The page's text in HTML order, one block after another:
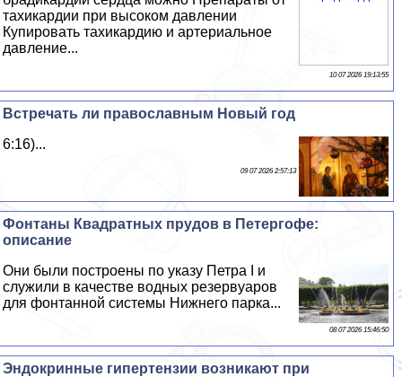
тахикардии при высоком давлении
Купировать тахикардию и артериальное
давление...
10 07 2026 19:13:55
Встречать ли православным Новый год
6:16)...
09 07 2026 2:57:13
Фонтаны Квадратных прудов в Петергофе:
описание
Они были построены по указу Петра I и
служили в качестве водных резервуаров
для фонтанной системы Нижнего парка...
08 07 2026 15:46:50
Эндокринные гипертензии возникают при